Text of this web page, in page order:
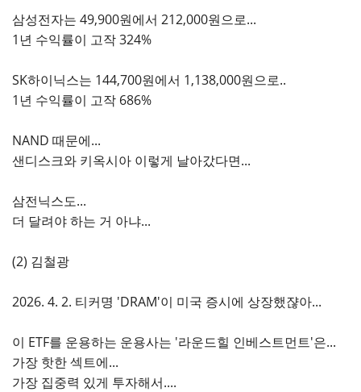
삼성전자는 49,900원에서 212,000원으로...
1년 수익률이 고작 324%
SK하이닉스는 144,700원에서 1,138,000원으로..
1년 수익률이 고작 686%
NAND 때문에...
샌디스크와 키옥시아 이렇게 날아갔다면...
삼전닉스도...
더 달려야 하는 거 아냐...
(2) 김철광
2026. 4. 2. 티커명 'DRAM'이 미국 증시에 상장했쟎아...
이 ETF를 운용하는 운용사는 '라운드힐 인베스트먼트'은...
가장 핫한 섹트에...
가장 집중력 있게 투자해서....